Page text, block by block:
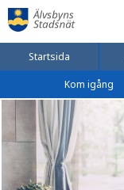
Startsida
Kom igång